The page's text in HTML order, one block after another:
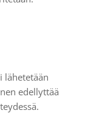
lähetetään
edellyttää